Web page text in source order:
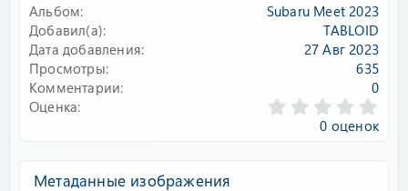
Альбом
Subaru Meet 2023
Добавил(а)
TABLOID
Дата добавления
27 Авг 2023
Просмотры
635
Комментарии
0
Оценка
.
0
0 оценок
Метаданные изображения